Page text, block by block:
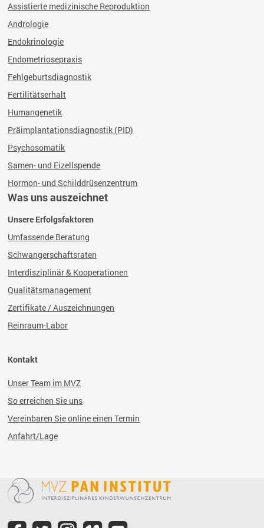
Assistierte medizinische Reproduktion
Andrologie
Endokrinologie
Endometriosepraxis
Fehlgeburtsdiagnostik
Fertilitätserhalt
Humangenetik
Präimplantationsdiagnostik (PID)
Psychosomatik
Samen- und Eizellspende
Hormon- und Schilddrüsenzentrum
Was uns auszeichnet
Unsere Erfolgsfaktoren
Umfassende Beratung
Schwangerschaftsraten
Interdisziplinär & Kooperationen
Qualitätsmanagement
Zertifikate / Auszeichnungen
Reinraum-Labor
Kontakt
Unser Team im MVZ
So erreichen Sie uns
Vereinbaren Sie online einen Termin
Anfahrt/Lage